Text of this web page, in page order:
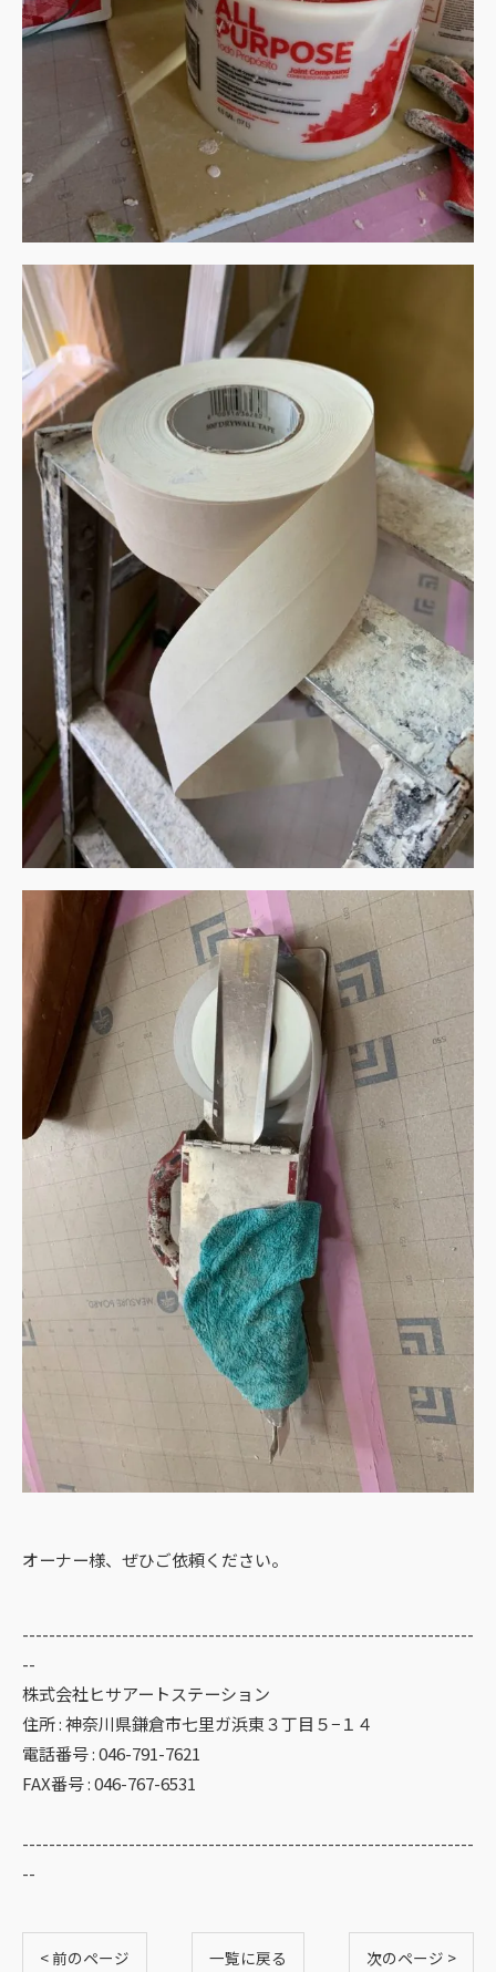
オーナー様、ぜひご依頼ください。
--------------------------------------------------------------------
--
株式会社ヒサアートステーション
住所 : 神奈川県鎌倉市七里ガ浜東３丁目５−１４
電話番号 : 046-791-7621
FAX番号 : 046-767-6531
--------------------------------------------------------------------
--
< 前のページ 一覧に戻る 次のページ >
お問い合わせはこちら